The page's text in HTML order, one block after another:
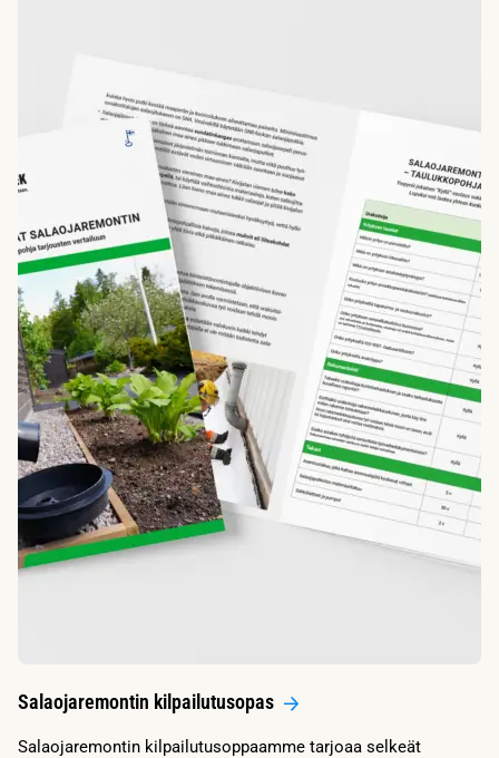
Salaojaremontin kilpailutusopas
Salaojaremontin kilpailutusoppaamme tarjoaa selkeät